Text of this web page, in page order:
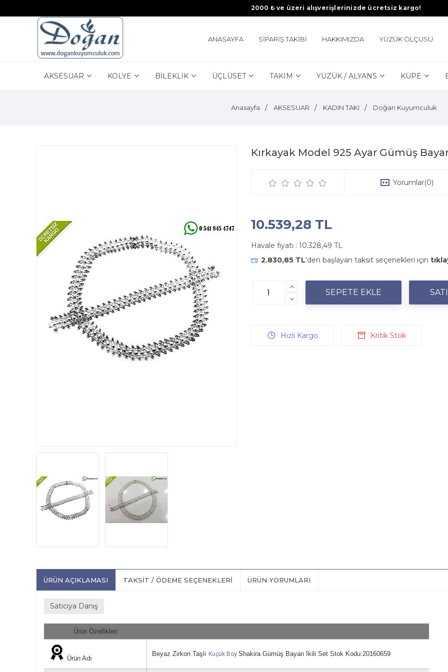
2000 ₺ ve üzeri alışverişlerinizde ücretsiz kargo!
ANASAYFA SİPARİŞ TAKİBİ HAKKIMIZDA YÜZÜK ÖLÇÜSÜ
AKSESUAR KOLYE BİLEKLİK ÜÇLÜSET TAKIM YÜZÜK / ALYANS KÜPE
Anasayfa AKSESUAR KADIN TAKI Doğan Kuyumculuk
Kırkayak Model 925 Ayar Gümüş
Yorumlar(0)
10.539,28 TL
Havale fiyatı : 10.328,49 TL
2.830,85 TL'den başlayan taksit seçenekleri için
ÜRÜN AÇIKLAMASI TAKSIT / ÖDEME SEÇENEKLERI ÜRÜN YORUMLARI
Satıcıya Danış
Ürün Özellikleri
Ürün Adı
Beyaz Zirkon Taşlı Küçük Boy Shakira Gümüş Bayan İkili Set Stok Kodu:20160659